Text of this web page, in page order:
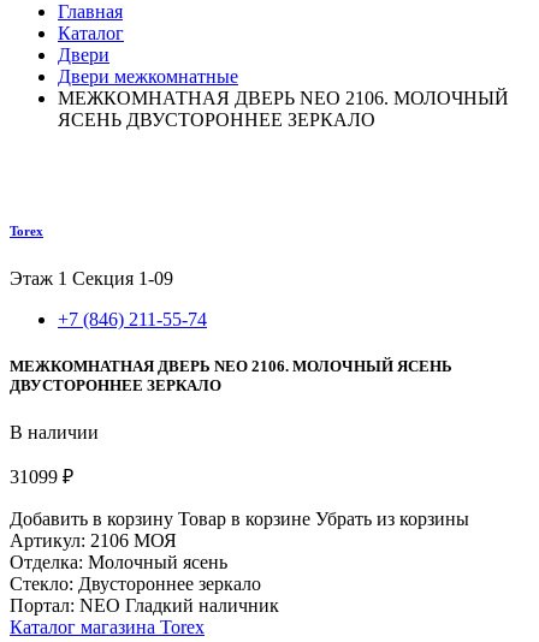
Главная
Каталог
Двери
Двери межкомнатные
МЕЖКОМНАТНАЯ ДВЕРЬ NEO 2106. МОЛОЧНЫЙ
ЯСЕНЬ ДВУСТОРОННЕЕ ЗЕРКАЛО
Torex
Этаж 1 Секция 1-09
+7 (846) 211-55-74
МЕЖКОМНАТНАЯ ДВЕРЬ NEO 2106. МОЛОЧНЫЙ ЯСЕНЬ
ДВУСТОРОННЕЕ ЗЕРКАЛО
В наличии
31099 ₽
Добавить в корзину Товар в корзине Убрать из корзины
Артикул: 2106 МОЯ
Отделка: Молочный ясень
Стекло: Двустороннее зеркало
Портал: NEO Гладкий наличник
Каталог магазина Torex